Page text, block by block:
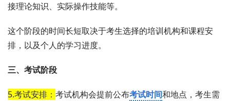
接理论知识、实际操作技能等。
这个阶段的时间长短取决于考生选择的培训机构和课程安
排，以及个人的学习进度。
三、考试阶段
5.考试安排： 考试机构会提前公布考试时间和地点，考生需